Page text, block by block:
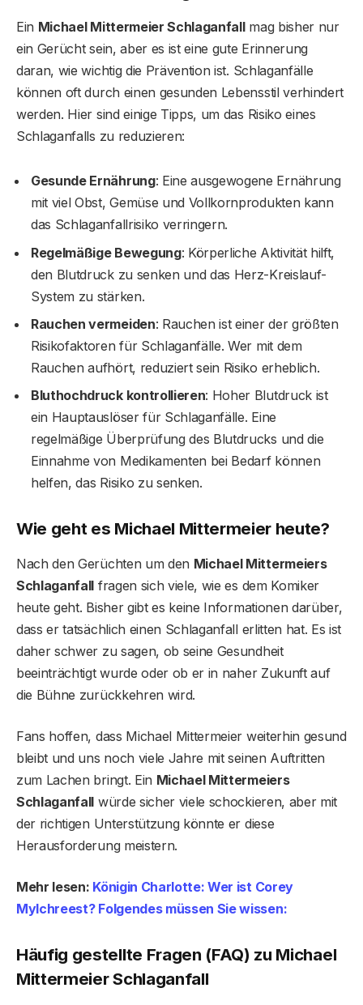
Ein Michael Mittermeier Schlaganfallmag bisher nur
ein Gerücht sein, aber es ist eine gute Erinnerung
daran, wie wichtig die Prävention ist. Schlaganfälle
können oft durch einen gesunden Lebensstil verhindert
werden. Hier sind einige Tipps, um das Risiko eines
Schlaganfalls zu reduzieren:
Gesunde Ernährung: Eine ausgewogene Ernährung
mit viel Obst, Gemüse und Vollkornprodukten kann
das Schlaganfallrisiko verringern.
Regelmäßige Bewegung: Körperliche Aktivität hilft,
den Blutdruck zu senken und das Herz-Kreislauf-
System zu stärken.
Rauchen vermeiden: Rauchen ist einer der größten
Risikofaktoren für Schlaganfälle. Wer mit dem
Rauchen aufhört, reduziert sein Risiko erheblich.
Bluthochdruck kontrollieren: Hoher Blutdruck ist
ein Hauptauslöser für Schlaganfälle. Eine
regelmäßige Überprüfung des Blutdrucks und die
Einnahme von Medikamenten bei Bedarf können
helfen, das Risiko zu senken.
Wie geht es Michael Mittermeier heute?
Nach den Gerüchten um den Michael Mittermeiers
Schlaganfall fragen sich viele, wie es dem Komiker
heute geht. Bisher gibt es keine Informationen darüber,
dass er tatsächlich einen Schlaganfall erlitten hat. Es ist
daher schwer zu sagen, ob seine Gesundheit
beeinträchtigt wurde oder ob er in naher Zukunft auf
die Bühne zurückkehren wird.
Fans hoffen, dass Michael Mittermeier weiterhin gesund
bleibt und uns noch viele Jahre mit seinen Auftritten
zum Lachen bringt. Ein Michael Mittermeiers
Schlaganfall würde sicher viele schockieren, aber mit
der richtigen Unterstützung könnte er diese
Herausforderung meistern.
Mehr lesen: Königin Charlotte: Wer ist Corey
Mylchreest? Folgendes müssen Sie wissen:
Häufig gestellte Fragen (FAQ) zu Michael
Mittermeier Schlaganfall